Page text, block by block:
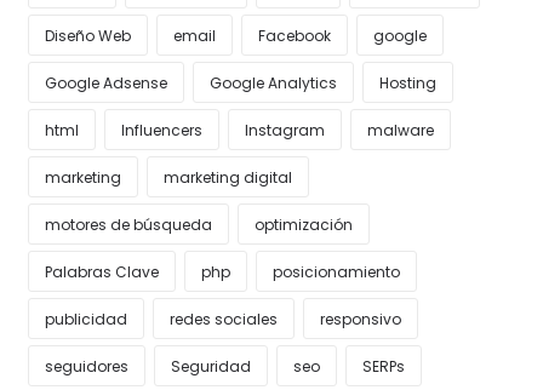
Diseño Web email Facebook google
Google Adsense Google Analytics Hosting
html Influencers Instagram malware
marketing marketing digital
motores de búsqueda optimización
Palabras Clave php posicionamiento
publicidad redes sociales responsivo
seguidores Seguridad seo SERPs